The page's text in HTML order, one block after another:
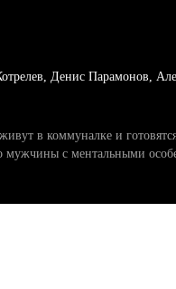
Денис Парамонов,
в коммуналке и
мужчины с ментальными